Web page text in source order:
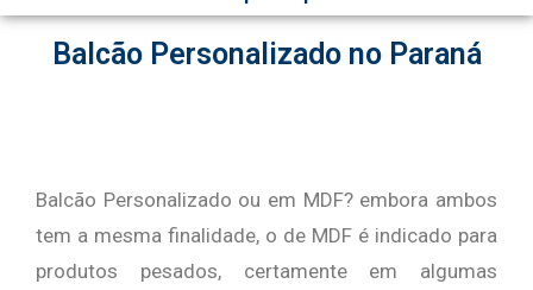
Balcão Personalizado no Paraná
Balcão Personalizado ou em MDF? embora ambos
tem a mesma finalidade, o de MDF é indicado para
produtos pesados, certamente em algumas